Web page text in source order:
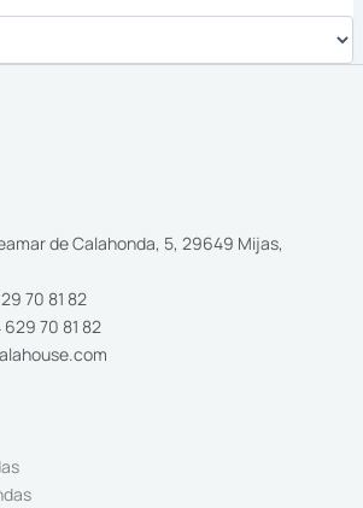
de Calahonda, 5, 29649 Mijas,
70 81 82
629 70 81 82